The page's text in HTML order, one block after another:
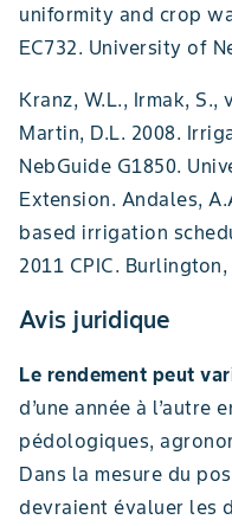
uniformity and crop
EC732. University of
Kranz, W.L., Irmak, S.,
Martin, D.L. 2008.
NebGuide G1850.
Extension. Andales,
based irrigation
2011 CPIC.
Avis juridique
Le rendement peut
d’une année à l’autre
pédologiques,
Dans la mesure du
devraient évaluer les